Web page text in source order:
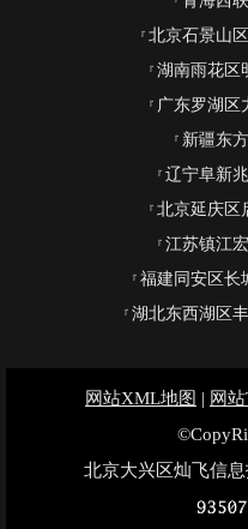
北京石景山
湖南雨花区
广东罗湖区
新疆东
辽宁阜新
北京延庆区
江苏镇江
福建同安区长
湖北东西湖区
网站XML地图 | 网
北京大兴区灿飞信